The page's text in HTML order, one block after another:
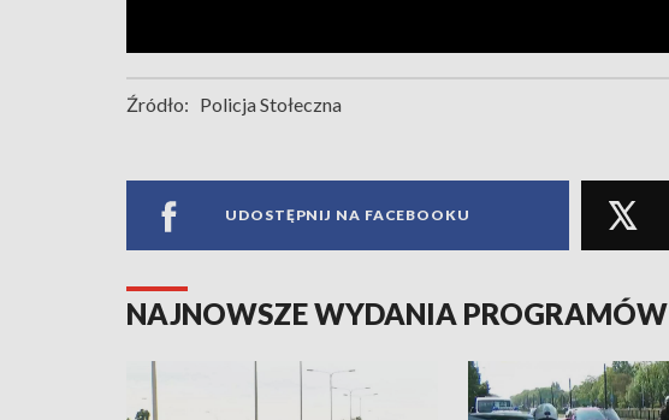
Źródło: Policja Stołeczna
UDOSTĘPNIJ NA FACEBOOKU
NAJNOWSZE WYDANIA PROGRAMÓW